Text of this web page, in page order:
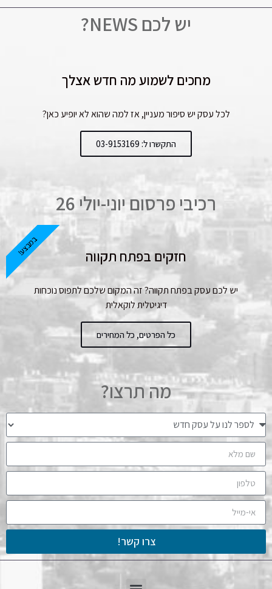
יש לכם NEWS?
מחכים לשמוע מה חדש אצלך
לכל עסק יש סיפור מעניין, אז למה שהוא לא יופיע כאן?
התקשרו ל: 03-9153169
רכיבי פרסום יוני-יולי 26
חזקים בפתח תקווה
יש לכם עסק בפתח תקווה? זה המקום שלכם לתפוס נוכחות
דיגיטלית לוקאלית
כל הפרטים, כל המחירים
במבצע!
מה תרצו?
צרו קשר!